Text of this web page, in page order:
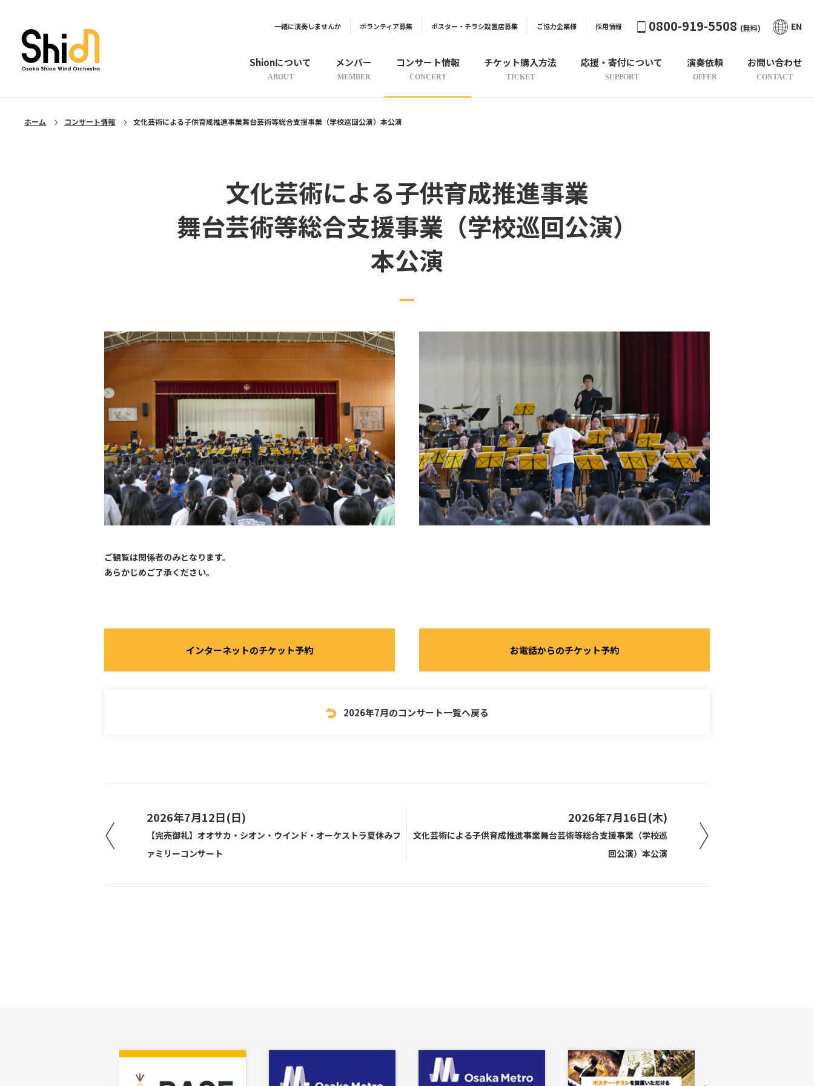
Shionについて
ABOUT
メンバー
MEMBER
コンサート情報
CONCERT
チケット購入方法
TICKET
応援・寄付について
SUPPORT
演奏依頼
OFFER
お問い合わせ
CONTACT
一緒に演奏しませんか ボランティア募集 ポスター・チラシ設置店募集 ご協力企業様 採用情報 0800-919-5508 (無料) EN
ホーム コンサート情報 文化芸術による子供育成推進事業舞台芸術等総合支援事業（学校巡回公演）本公演
文化芸術による子供育成推進事業
舞台芸術等総合支援事業（学校巡回公演）
本公演
ご観覧は関係者のみとなります。
あらかじめご了承ください。
インターネットのチケット予約 お電話からのチケット予約
2026年7月のコンサート一覧へ戻る
2026年7月12日(日)
【完売御礼】オオサカ・シオン・ウインド・オーケストラ夏休みフ
ァミリーコンサート
2026年7月16日(木)
文化芸術による子供育成推進事業舞台芸術等総合支援事業（学校巡
回公演）本公演